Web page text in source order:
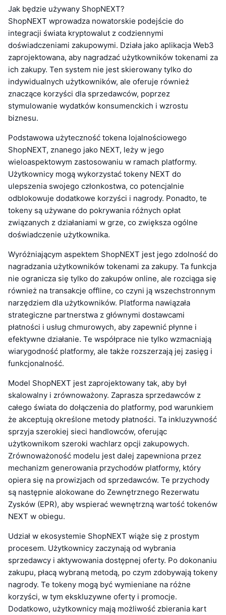
Jak będzie używany ShopNEXT?
ShopNEXT wprowadza nowatorskie podejście do
integracji świata kryptowalut z codziennymi
doświadczeniami zakupowymi. Działa jako aplikacja Web3
zaprojektowana, aby nagradzać użytkowników tokenami za
ich zakupy. Ten system nie jest skierowany tylko do
indywidualnych użytkowników, ale oferuje również
znaczące korzyści dla sprzedawców, poprzez
stymulowanie wydatków konsumenckich i wzrostu
biznesu.
Podstawowa użyteczność tokena lojalnościowego
ShopNEXT, znanego jako NEXT, leży w jego
wieloaspektowym zastosowaniu w ramach platformy.
Użytkownicy mogą wykorzystać tokeny NEXT do
ulepszenia swojego członkostwa, co potencjalnie
odblokowuje dodatkowe korzyści i nagrody. Ponadto, te
tokeny są używane do pokrywania różnych opłat
związanych z działaniami w grze, co zwiększa ogólne
doświadczenie użytkownika.
Wyróżniającym aspektem ShopNEXT jest jego zdolność do
nagradzania użytkowników tokenami za zakupy. Ta funkcja
nie ogranicza się tylko do zakupów online, ale rozciąga się
również na transakcje offline, co czyni ją wszechstronnym
narzędziem dla użytkowników. Platforma nawiązała
strategiczne partnerstwa z głównymi dostawcami
płatności i usług chmurowych, aby zapewnić płynne i
efektywne działanie. Te współprace nie tylko wzmacniają
wiarygodność platformy, ale także rozszerzają jej zasięg i
funkcjonalność.
Model ShopNEXT jest zaprojektowany tak, aby był
skalowalny i zrównoważony. Zaprasza sprzedawców z
całego świata do dołączenia do platformy, pod warunkiem
że akceptują określone metody płatności. Ta inkluzywność
sprzyja szerokiej sieci handlowców, oferując
użytkownikom szeroki wachlarz opcji zakupowych.
Zrównoważoność modelu jest dalej zapewniona przez
mechanizm generowania przychodów platformy, który
opiera się na prowizjach od sprzedawców. Te przychody
są następnie alokowane do Zewnętrznego Rezerwatu
Zysków (EPR), aby wspierać wewnętrzną wartość tokenów
NEXT w obiegu.
Udział w ekosystemie ShopNEXT wiąże się z prostym
procesem. Użytkownicy zaczynają od wybrania
sprzedawcy i aktywowania dostępnej oferty. Po dokonaniu
zakupu, płacą wybraną metodą, po czym zdobywają tokeny
nagrody. Te tokeny mogą być wymieniane na różne
korzyści, w tym ekskluzywne oferty i promocje.
Dodatkowo, użytkownicy mają możliwość zbierania kart